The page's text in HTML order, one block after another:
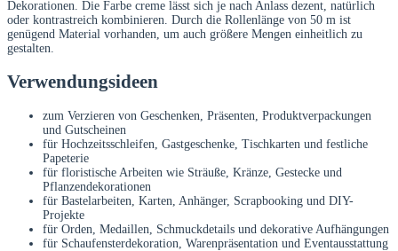
Dekorationen. Die Farbe creme lässt sich je nach Anlass dezent, natürlich
oder kontrastreich kombinieren. Durch die Rollenlänge von 50 m ist
genügend Material vorhanden, um auch größere Mengen einheitlich zu
gestalten.
Verwendungsideen
zum Verzieren von Geschenken, Präsenten, Produktverpackungen
und Gutscheinen
für Hochzeitsschleifen, Gastgeschenke, Tischkarten und festliche
Papeterie
für floristische Arbeiten wie Sträuße, Kränze, Gestecke und
Pflanzendekorationen
für Bastelarbeiten, Karten, Anhänger, Scrapbooking und DIY-
Projekte
für Orden, Medaillen, Schmuckdetails und dekorative Aufhängungen
für Schaufensterdekoration, Warenpräsentation und Eventausstattung